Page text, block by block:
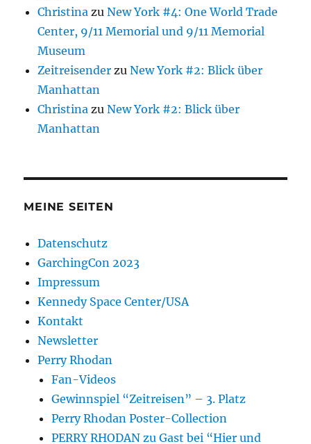
Christina zuNew York #4: One World Trade
Center, 9/11 Memorial und 9/11 Memorial
Museum
Zeitreisender zuNew York #2: Blick über
Manhattan
Christina zuNew York #2: Blick über
Manhattan
MEINE SEITEN
Datenschutz
GarchingCon 2023
Impressum
Kennedy Space Center/USA
Kontakt
Newsletter
Perry Rhodan
Fan-Videos
Gewinnspiel “Zeitreisen” – 3. Platz
Perry Rhodan Poster-Collection
PERRY RHODAN zu Gast bei “Hier und